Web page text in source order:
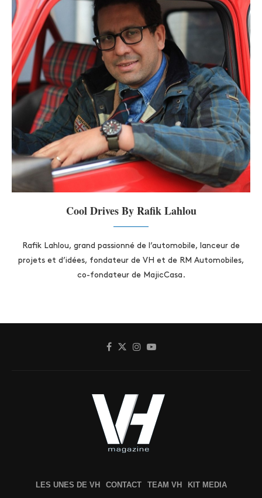
Cool Drives By Rafik Lahlou
Rafik Lahlou, grand passionné de l’automobile, lanceur de
projets et d’idées, fondateur de VH et de RM Automobiles,
co-fondateur de MajicCasa.
LES UNES DE VH CONTACT TEAM VH KIT MEDIA